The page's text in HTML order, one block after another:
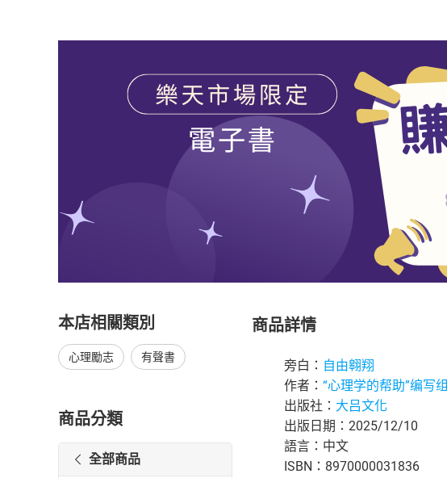
本店相關類別
心理勵志 有聲書
商品分類
全部商品
商品詳情
旁白： 自由翱翔
作者： “心理学的帮助”编写组
出版社： 大吕文化
出版日期：2025/12/10
語言：中文
ISBN：8970000031836